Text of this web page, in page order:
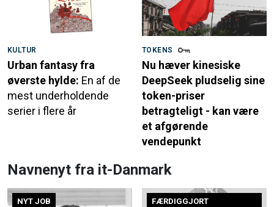
KULTUR
Urban fantasy fra
øverste hylde: En af de
mest underholdende
serier i flere år
TOKENS
Nu hæver kinesiske
DeepSeek pludselig sine
token-priser
betragteligt - kan være
et afgørende
vendepunkt
Navnenyt fra it-Danmark
NYT JOB
FÆRDIGGJORT